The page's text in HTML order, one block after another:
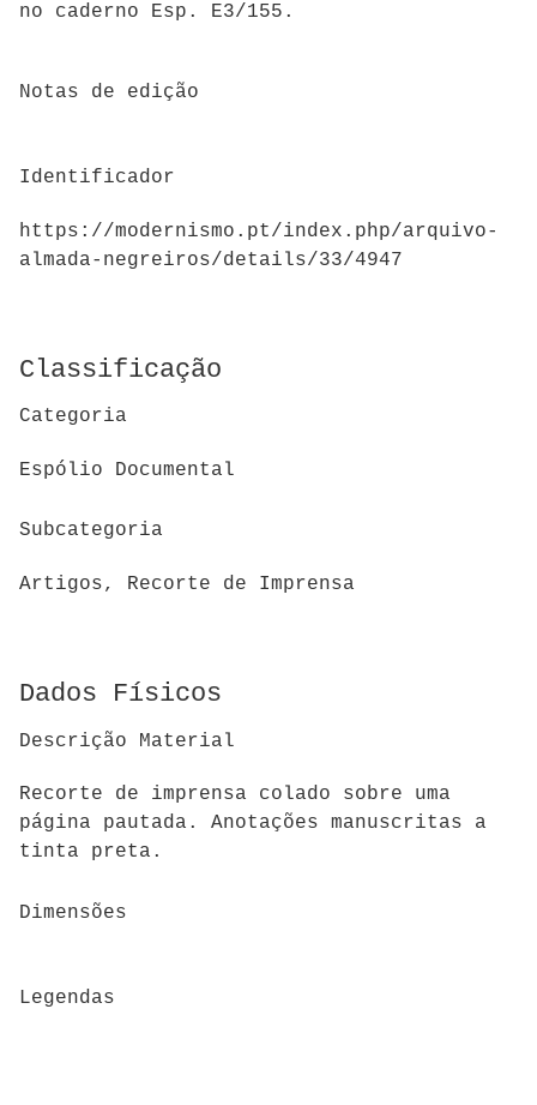
no caderno Esp. E3/155.
Notas de edição
Identificador
https://modernismo.pt/index.php/arquivo-
almada-negreiros/details/33/4947
Classificação
Categoria
Espólio Documental
Subcategoria
Artigos, Recorte de Imprensa
Dados Físicos
Descrição Material
Recorte de imprensa colado sobre uma
página pautada. Anotações manuscritas a
tinta preta.
Dimensões
Legendas